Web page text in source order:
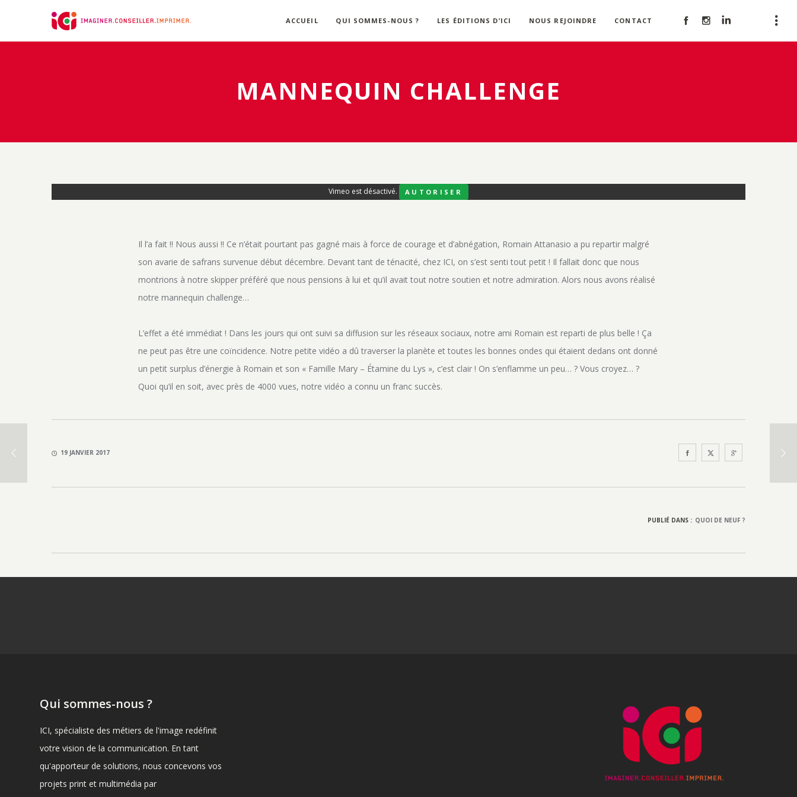
ACCUEIL QUI SOMMES-NOUS ? LES ÉDITIONS D’ICI NOUS REJOINDRE CONTACT
MANNEQUIN CHALLENGE
Vimeo est désactivé. AUTORISER
Il l’a fait !! Nous aussi !! Ce n’était pourtant pas gagné mais à force de courage et d’abnégation, Romain Attanasio a pu repartir malgré
son avarie de safrans survenue début décembre. Devant tant de ténacité, chez ICI, on s’est senti tout petit ! Il fallait donc que nous
montrions à notre skipper préféré que nous pensions à lui et qu’il avait tout notre soutien et notre admiration. Alors nous avons réalisé
notre mannequin challenge…
L’effet a été immédiat ! Dans les jours qui ont suivi sa diffusion sur les réseaux sociaux, notre ami Romain est reparti de plus belle ! Ça
ne peut pas être une coïncidence. Notre petite vidéo a dû traverser la planète et toutes les bonnes ondes qui étaient dedans ont donné
un petit surplus d’énergie à Romain et son « Famille Mary – Étamine du Lys », c’est clair ! On s’enflamme un peu… ? Vous croyez… ?
Quoi qu’il en soit, avec près de 4000 vues, notre vidéo a connu un franc succès.
19 JANVIER 2017
PUBLIÉ DANS : QUOI DE NEUF ?
Qui sommes-nous ?
ICI, spécialiste des métiers de l'image redéfinit
votre vision de la communication. En tant
qu'apporteur de solutions, nous concevons vos
projets print et multimédia par